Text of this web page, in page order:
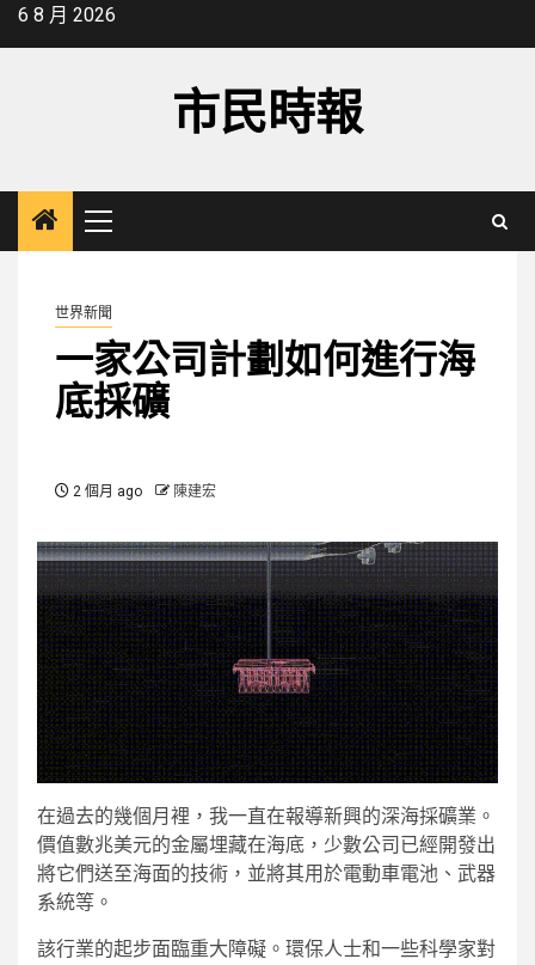
Skip6 8 月 2026
市民時報
Primary
Menu
世界新聞
一家公司計劃如何進行海
底採礦
2 個月 ago 陳建宏
在過去的幾個月裡，我一直在報導新興的深海採礦業。
價值數兆美元的金屬埋藏在海底，少數公司已經開發出
將它們送至海面的技術，並將其用於電動車電池、武器
系統等。
該行業的起步面臨重大障礙。環保人士和一些科學家對